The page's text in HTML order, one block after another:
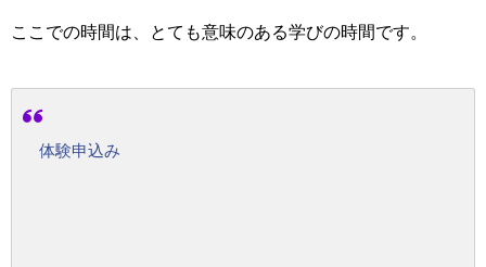
ここでの時間は、とても意味のある学びの時間です。
体験申込み